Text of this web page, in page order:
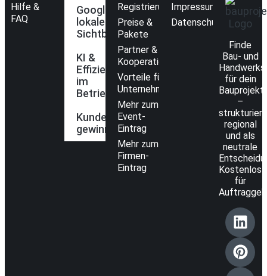
Hilfe &
FAQ
Google &
lokale
Sichtbarkeit
KI &
Effizienz
im
Betrieb
Kunden
gewinnen
Registrierung
Preise &
Pakete
Partner &
Kooperationen
Vorteile für
Unternehmen
Mehr zum
Event-
Eintrag
Mehr zum
Firmen-
Eintrag
Impressum
Datenschutzerklärung
Finde
Bau- und
für dein
Bauprojekt
–
regional
und als
neutrale
Kostenlos
für